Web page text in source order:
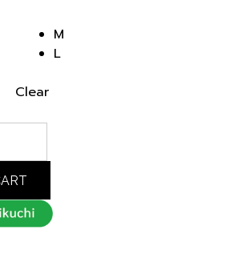
฿9,500.00.
M
L
Clear